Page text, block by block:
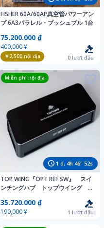
FISHER 60A/60AP真空管パワーアン
プ 6A3パラレル・プッシュプル 1台
75.200.000 ₫
400,000 ¥
￥2,500nội địa 0 lượt đấu
1 d, 4h 46" 50s
Miễn phí nội địa
TOP WING『OPT REF SW』 スイ
ンチングハブ トップウイング
35.720.000 ₫
190,000 ¥ 1 lượt đấu